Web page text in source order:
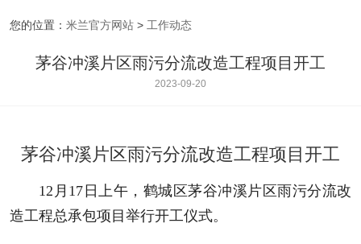
您的位置： 米兰官方网站 > 工作动态
茅谷冲溪片区雨污分流改造工程项目开工
2023-09-20
茅谷冲溪片区雨污分流改造工程项目开工
12月17日上午，鹤城区茅谷冲溪片区雨污分流改
造工程总承包项目举行开工仪式。